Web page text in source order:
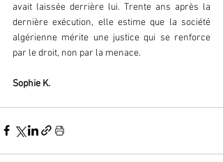
avait laissée derrière lui. Trente ans après la
dernière exécution, elle estime que la société
algérienne mérite une justice qui se renforce
par le droit, non par la menace.
Sophie K.